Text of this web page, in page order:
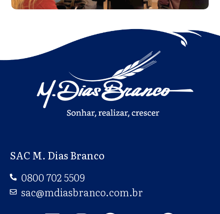
SAC M. Dias Branco
0800 702 5509
sac@mdiasbranco.com.br